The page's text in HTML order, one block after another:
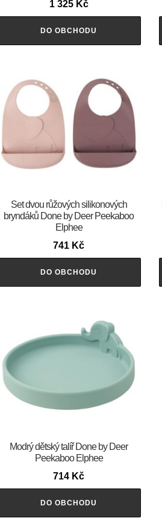
1 325 Kč
DO OBCHODU
Set dvou růžových silikonových
bryndáků Done by Deer Peekaboo
Elphee
741 Kč
DO OBCHODU
Modrý dětský talíř Done by Deer
Peekaboo Elphee
714 Kč
DO OBCHODU